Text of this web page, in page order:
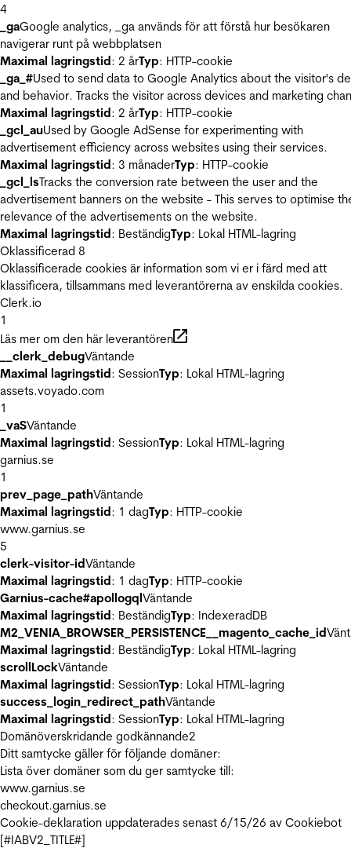
4
_gaGoogle analytics, _ga används för att förstå hur besökaren
navigerar runt på webbplatsen
Maximal lagringstid: 2 årTyp: HTTP-cookie
_ga_#Used to send data to Google Analytics about the visitor's
and behavior. Tracks the visitor across devices and marketing
Maximal lagringstid: 2 årTyp: HTTP-cookie
_gcl_auUsed by Google AdSense for experimenting with
advertisement efficiency across websites using their services.
Maximal lagringstid: 3 månaderTyp: HTTP-cookie
_gcl_lsTracks the conversion rate between the user and the
advertisement banners on the website - This serves to optimise
relevance of the advertisements on the website.
Maximal lagringstid: BeständigTyp: Lokal HTML-lagring
Oklassificerad 8
Oklassificerade cookies är information som vi er i färd med att
klassificera, tillsammans med leverantörerna av enskilda cookies.
Clerk.io
1
Läs mer om den här leverantören
__clerk_debugVäntande
Maximal lagringstid: SessionTyp: Lokal HTML-lagring
assets.voyado.com
1
_vaSVäntande
Maximal lagringstid: SessionTyp: Lokal HTML-lagring
garnius.se
1
prev_page_pathVäntande
Maximal lagringstid: 1 dagTyp: HTTP-cookie
www.garnius.se
5
clerk-visitor-idVäntande
Maximal lagringstid: 1 dagTyp: HTTP-cookie
Garnius-cache#apollogqlVäntande
Maximal lagringstid: BeständigTyp: IndexeradDB
M2_VENIA_BROWSER_PERSISTENCE__magento_cache_id
Maximal lagringstid: BeständigTyp: Lokal HTML-lagring
scrollLockVäntande
Maximal lagringstid: SessionTyp: Lokal HTML-lagring
success_login_redirect_pathVäntande
Maximal lagringstid: SessionTyp: Lokal HTML-lagring
Domänöverskridande godkännande2
Ditt samtycke gäller för följande domäner:
Lista över domäner som du ger samtycke till:
www.garnius.se
checkout.garnius.se
Cookie-deklaration uppdaterades senast 6/15/26 av Cookiebot
[#IABV2_TITLE#]